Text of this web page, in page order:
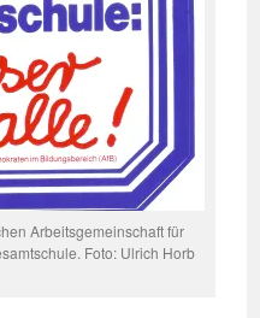
Arbeitsgemeinschaft für
Foto: Ulrich Horb